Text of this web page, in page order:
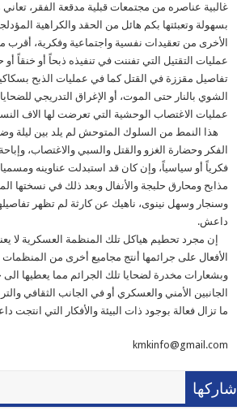
غالبية عناصره من مجتمعات قبلية مدقعة الفقر،
بسهولة وتعبئتها بكم هائل من الحقد والكراهية
الأخرى من تعقيدات نفسية واجتماعية وفكرية، أقرب
عمليات التقتيل التي تفننت في تنفيذه ذبحاً أو خنقاً
تفاصيل مقززة في القتل كما في عمليات الذبح
الشوي بالنار حتى الموت، أو الإغراق التدريجي
عمليات الاغتصاب الوحشية التي تعرضت لها الاف
هذا النمط من السلوك المتوحش لم يلد بين ليلة
الفكر وحضارة الغزو والقتل والسبي والاغتصاب،
فكرياً أو سياسياً، وإن كان قد استبدلت عناوينه
مذابح ومحارق حلبجة والأنفال وبعد ذلك في نسختها
وسنجار وسهل نينوى، ناهيك عن كارثة لم تظهر
داعش.
إن مجرد تحطيم هياكل تلك المنظمة العسكرية لا يعني
الأفعال على جرائمها أنتج مجاميع أخرى من المنظمات
وبشعارات مخدرة لضحايا تلك الجرائم مما يعطيها
الجانبين الأمني والعسكري أو في الجانب الثقافي
ما تزال فعالة بوجود ذات البيئة والأفكار التي انتجت
kmkinfo@gmail.com
شاركها